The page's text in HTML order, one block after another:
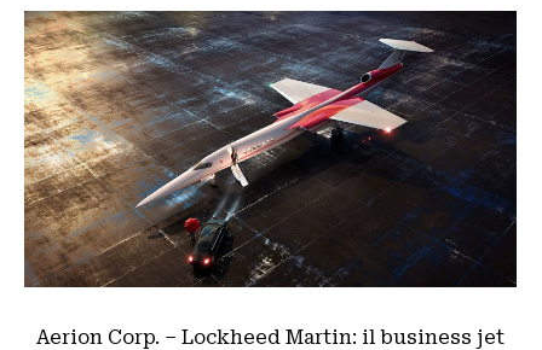
Aerion Corp. – Lockheed Martin: il business jet